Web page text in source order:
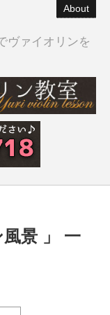
About
ヴァイオリンを
風景 」 一